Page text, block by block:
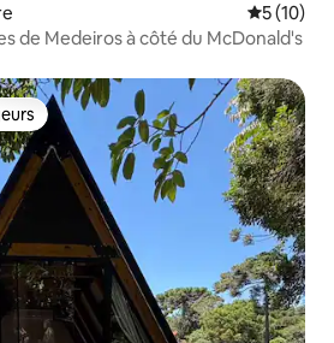
5 (10)
de Medeiros à côté du McDonald's